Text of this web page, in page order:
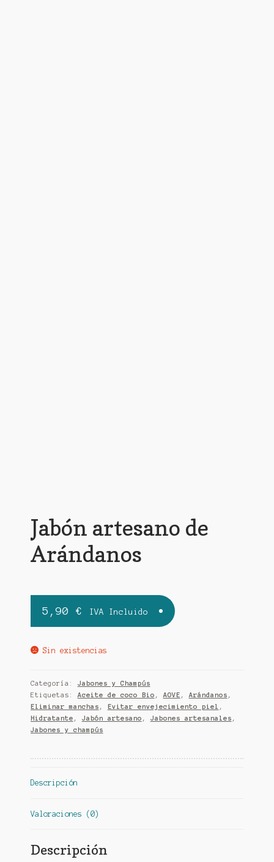
Jabón artesano de
Arándanos
5,90 € IVA Incluido
Sin existencias
Categoría: Jabones y Champús
Etiquetas: Aceite de coco Bio , AOVE , Arándanos ,
Eliminar manchas , Evitar envejecimiento piel ,
Hidratante , Jabón artesano , Jabones artesanales ,
Jabones y champús
Descripción
Valoraciones (0)
Descripción